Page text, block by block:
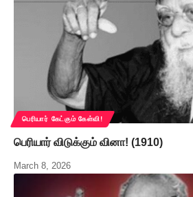
பெரியார் கேட்கும் கேள்வி!
பெரியார் விடுக்கும் வினா! (1910)
March 8, 2026